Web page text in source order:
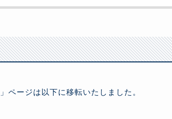
ページは以下に移転いたしました。